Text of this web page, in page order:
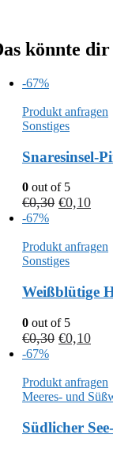
könnte
-67%
Produkt anfragen
Sonstiges
Snaresinsel-
0 out of 5
€0,30 €0,10
-67%
Produkt anfragen
Sonstiges
Weißblütige
0 out of 5
€0,30 €0,10
-67%
Produkt anfragen
Meeres- und
Südlicher